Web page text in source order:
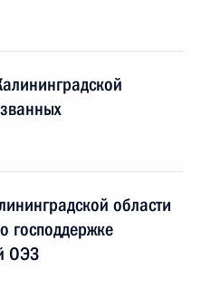
области
господдержке
ОЭЗ